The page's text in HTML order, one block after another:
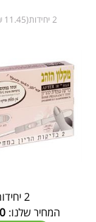
2 יחידות(11.45 ₪ ליחידה)
2 יחידות
המחיר שלנו: